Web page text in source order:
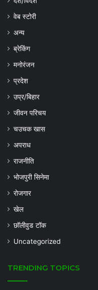
वेब स्टोरी
अन्य
ब्रेकिंग
मनोरंजन
प्रदेश
उप्र/बिहार
जीवन परिचय
चउचक खास
अपराध
राजनीति
भोजपुरी सिनेमा
रोजगार
खेल
छॉलीवुड टॉक
Uncategorized
TRENDING TOPICS